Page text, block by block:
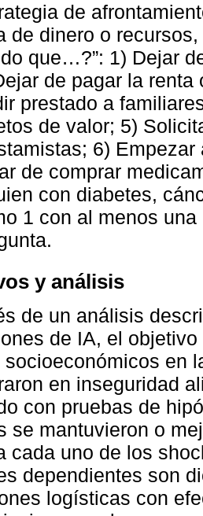
de
de dinero o
que…?”: 1) Dejar
de pagar la
prestado a
de valor; 5)
6)
de comprar
con diabetes,
1 con al menos
y análisis
de un análisis
de IA, el
socioeconómicos en
en inseguridad
con pruebas de
se mantuvieron o
cada uno de los
dependientes son
logísticas con